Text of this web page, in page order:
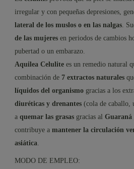
irregular y con pequeñas depresiones,
lateral de los muslos o en las nalgas .
de las mujeres en periodos de cambios
pubertad o un embarazo.
Aquilea Celulite es un remedio natural
combinación de 7 extractos naturales
líquidos del organismo gracias a los
diuréticas y drenantes (cola de caballo,
a quemar las grasas gracias al Guaraná
contribuye a mantener la circulación
asiática
MODO DE EMPLEO: